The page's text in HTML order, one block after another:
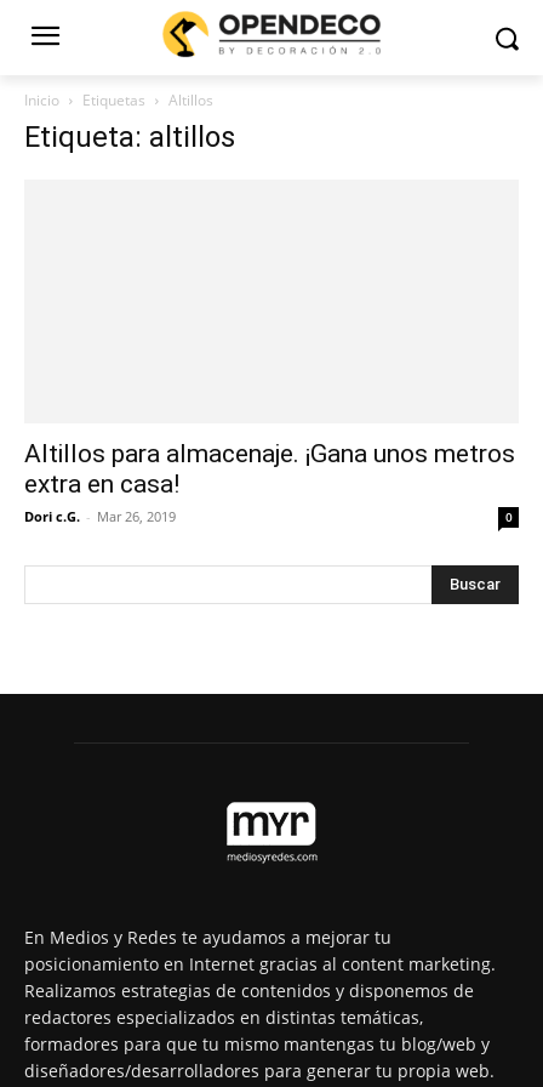
Inicio Etiquetas Altillos
Etiqueta: altillos
Altillos para almacenaje. ¡Gana unos metros
extra en casa!
Dori c.G. - Mar 26, 2019 0
En Medios y Redes te ayudamos a mejorar tu
posicionamiento en Internet gracias al content marketing.
Realizamos estrategias de contenidos y disponemos de
redactores especializados en distintas temáticas,
formadores para que tu mismo mantengas tu blog/web y
diseñadores/desarrolladores para generar tu propia web.